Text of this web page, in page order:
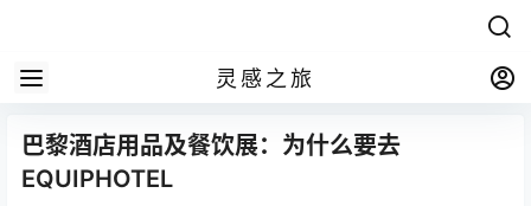
灵感之旅
巴黎酒店用品及餐饮展：为什么要去
EQUIPHOTEL